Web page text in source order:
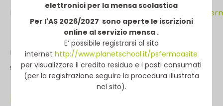
elettronici per la mensa scolastica
Per l'AS 2026/2027 sono aperte le iscrizioni
online al servizio mensa .
E’ possibile registrarsi al sito
internethttp://www.planetschool.it/psfermoasite
per visualizzare il credito residuo e i pasti consumati
(per la registrazione seguire la procedura illustrata
nel sito).
https://app.albofornitori.it/alboeproc/
La relativa documentazione è consultabile e
scaricabile accedendo al suddetto link.